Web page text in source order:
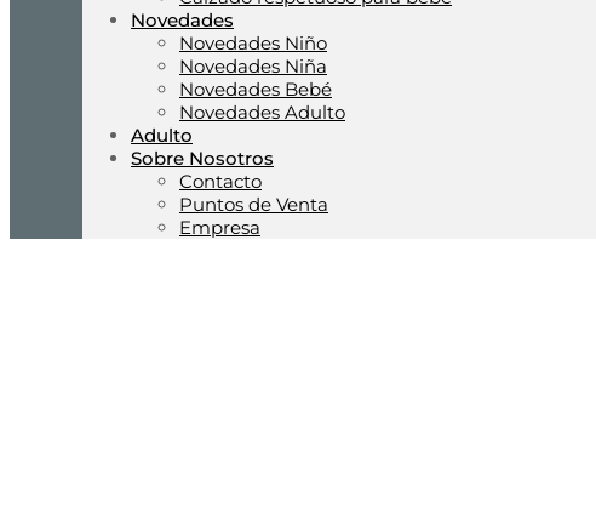
Novedades
Novedades Niño
Novedades Niña
Novedades Bebé
Novedades Adulto
Adulto
Sobre Nosotros
Contacto
Puntos de Venta
Empresa